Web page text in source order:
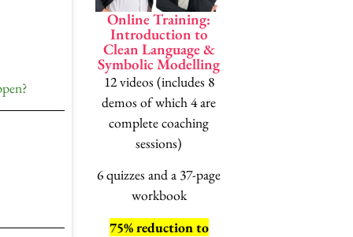
Online Training:
Introduction to
Clean Language &
Symbolic Modelling
12 videos (includes 8
demos of which 4 are
complete coaching
sessions)
6 quizzes and a 37-page
workbook
75% reduction to